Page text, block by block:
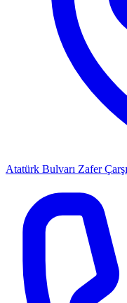
Atatürk Bulvarı Zafer